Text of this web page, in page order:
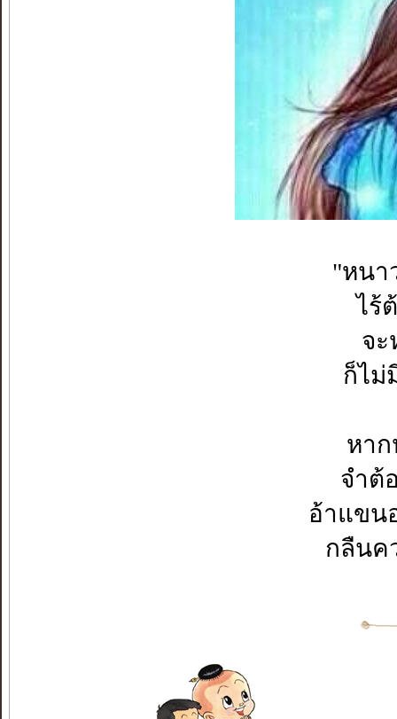
"หนา
ไร้
จ
ก็ไม่
หา
จำต้
อ้าแขน
กลืนค